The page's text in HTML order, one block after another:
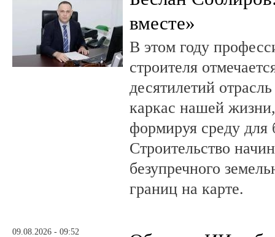
вместе»
В этом году
строителя
десятилетий
каркас нашей
формируя среду
Строительство
безупречного
границ на карте.
09.08.2026 - 09:52